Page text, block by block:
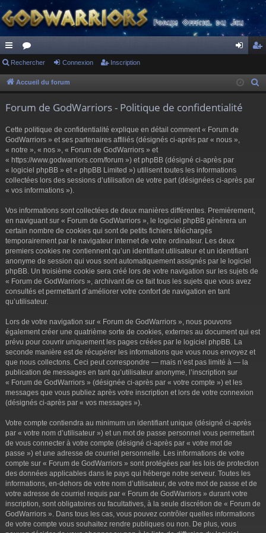
ac
co
s
or
u ne cri
Rechercher Connexion Inscription
Accueil du forum
Forum de GodWarriors - Politique de confidentialité
Cette politique de confidentialité explique en détail comment « Forum de
GodWarriors » et ses partenaires affiliés (désignés ci-après par « nous »,
« notre », « nos », « Forum de GodWarriors » et
« https://www.godwarriors.com/forum ») et phpBB (désigné ci-après par
« logiciel phpBB » et « phpBB Limited ») utilisent toutes les informations
collectées lors des sessions d’utilisation de votre part (désignées ci-après par
« vos informations »).
Vos informations sont collectées de deux manières différentes. Premièrement,
en naviguant sur « Forum de GodWarriors », le logiciel phpBB génèrera un
certain nombre de cookies qui sont de petits fichiers téléchargés
temporairement par le navigateur internet de votre ordinateur. Les deux
premiers cookies ne contiennent qu’un identifiant utilisateur et un identifiant
anonyme de session qui vous sont automatiquement assignés par le logiciel
phpBB. Un troisième cookie sera créé lors de votre navigation sur les sujets de
« Forum de GodWarriors », archivant de ce fait tous les sujets que vous avez
consultés et permettant d’améliorer votre confort de navigation en tant
qu’utilisateur.
Lors de votre navigation sur « Forum de GodWarriors », nous pouvons
également créer une quatrième sorte de cookies, externes au document qui est
prévu pour couvrir uniquement les pages créées par le logiciel phpBB. La
seconde manière est de récupérer les informations que vous nous envoyez et
que nous collectons. Ceci peut correspondre — mais n’est pas limité à — la
publication de messages en tant qu’utilisateur anonyme, l’inscription sur
« Forum de GodWarriors » (désignée ci-après par « votre compte ») et les
messages que vous publiez après votre inscription et lors de votre connexion
(désignés ci-après par « vos messages »).
Votre compte contiendra au minimum un identifiant unique (désigné ci-après
par « votre nom d’utilisateur ») et un mot de passe personnel vous permettant
de vous connecter à votre compte (désigné ci-après par « votre mot de
passe ») et une adresse de courriel personnelle. Les informations de votre
compte sur « Forum de GodWarriors » sont protégées par les lois de protection
des données applicables dans le pays qui héberge notre serveur. Toutes les
informations, en-dehors de votre nom d’utilisateur, de votre mot de passe et de
votre adresse de courriel requis par « Forum de GodWarriors » durant votre
inscription, sont obligatoires ou facultatives, à la seule discrétion de « Forum de
GodWarriors ». Dans tous les cas, vous pouvez contrôler quelles informations
de votre compte vous souhaitez rendre publiques ou non. De plus, vous